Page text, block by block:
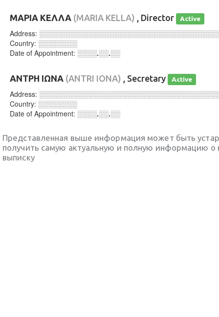
ΜΑΡΙΑ ΚΕΛΛΑ (MARIA KELLA) , Director Active
Address:
Country: ░░░░░░░░
Date of Appointment: ░░░░.░░.░░
ΑΝΤΡΗ ΙΩΝΑ (ANTRI IONA) , Secretary Active
Address:
Country: ░░░░░░░░
Date of Appointment: ░░░░.░░.░░
Представленная выше информация может быть
получить самую актуальную и полную информацию о
выписку